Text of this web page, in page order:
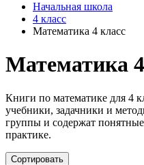
Начальная школа
4 класс
Математика 4 класс
Математика
Книги по математике для 4
учебники, задачники и
группы и содержат
практике.
Сортировать